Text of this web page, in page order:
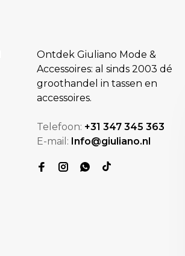
Ontdek Giuliano Mode &
Accessoires: al sinds 2003 dé
groothandel in tassen en
accessoires.
Telefoon: +31 347 345 363
E-mail: Info@giuliano.nl